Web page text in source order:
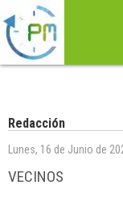
Redacción
Lunes, 16 de Junio de
VECINOS